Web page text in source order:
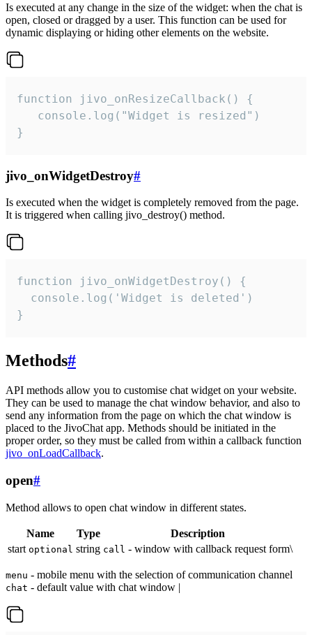
Is executed at any change in the size of the widget: when the chat is
open, closed or dragged by a user. This function can be used for
dynamic displaying or hiding other elements on the website.
function jivo_onResizeCallback() {
   console.log("Widget is resized")
}
jivo_onWidgetDestroy#
Is executed when the widget is completely removed from the page.
It is triggered when calling jivo_destroy() method.
function jivo_onWidgetDestroy() {
  console.log('Widget is deleted')
}
Methods#
API methods allow you to customise chat widget on your website.
They can be used to manage the chat window behavior, and also to
send any information from the page on which the chat window is
placed to the JivoChat app. Methods should be initiated in the
proper order, so they must be called from within a callback function
jivo_onLoadCallback.
open#
Method allows to open chat window in different states.
Name Type
Description
start optional string call - window with callback request form\
menu - mobile menu with the selection of communication channel
chat - default value with chat window |